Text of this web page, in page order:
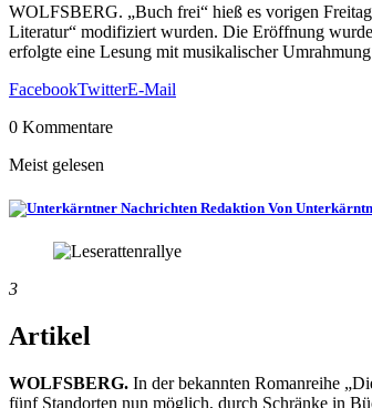
WOLFSBERG. „Buch frei“ hieß es vorigen
Literatur“ modifiziert wurden. Die Eröffnung
erfolgte eine Lesung mit musikalischer
FacebookTwitterE-Mail
0 Kommentare
Meist gelesen
Von
3
Artikel
WOLFSBERG. In der bekannten Romanreihe
fünf Standorten nun möglich, durch Schränke in